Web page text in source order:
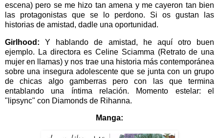
escena) pero se me hizo tan amena y me cayeron tan bien
las protagonistas que se lo perdono. Si os gustan las
historias de amistad, dadle una oportunidad.
Girlhood:Y hablando de amistad, he aquí otro buen
ejemplo. La directora es Celine Sciamma (Retrato de una
mujer en llamas) y nos trae una historia más contemporánea
sobre una insegura adolescente que se junta con un grupo
de chicas algo gamberras pero con las que termina
entablando una íntima relación. Momento estelar: el
"lipsync" con Diamonds de Rihanna.
Manga: